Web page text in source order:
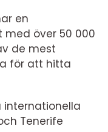
en
över 50 000
de mest
för att hitta
internationella
Tenerife